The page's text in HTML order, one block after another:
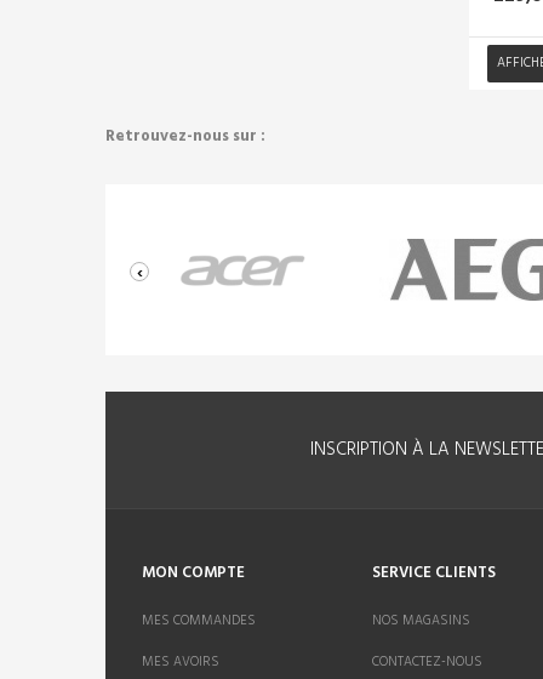
Retrouvez-nous sur :
‹
INSCRIPTION À LA
MON COMPTE
MES COMMANDES
MES AVOIRS
SERVICE CLIENTS
NOS MAGASINS
CONTACTEZ-NOUS